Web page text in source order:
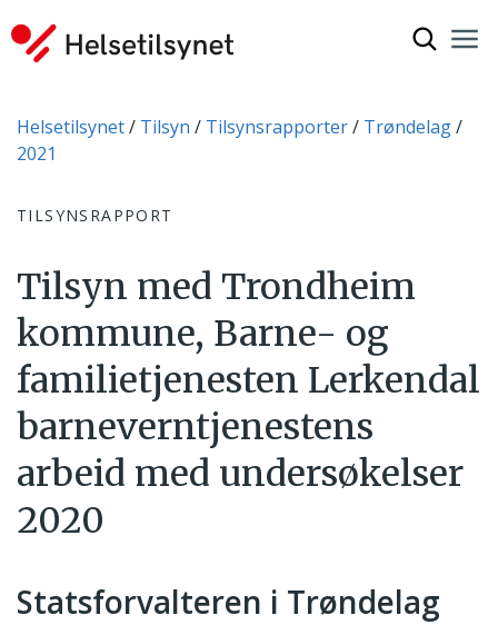
Du er her:
Helsetilsynet Tilsyn Tilsynsrapporter
Trøndelag
2021
TILSYNSRAPPORT
Tilsyn med Trondheim
kommune, Barne- og
familietjenesten Lerkendal
barneverntjenestens
arbeid med undersøkelser
2020
Statsforvalteren i Trøndelag